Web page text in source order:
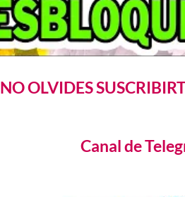
NO OLVIDES
Canal de